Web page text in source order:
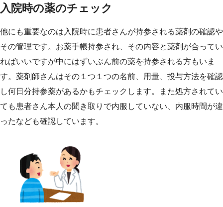
入院時の薬のチェック
他にも重要なのは入院時に患者さんが持参される薬剤の確認や
その管理です。お薬手帳持参され、その内容と薬剤が合ってい
ればいいですが中にはずいぶん前の薬を持参される方もいま
す。薬剤師さんはその１つ１つの名前、用量、投与方法を確認
し何日分持参薬があるかもチェックします。また処方されてい
ても患者さん本人の聞き取りで内服していない、内服時間が違
ったなども確認しています。